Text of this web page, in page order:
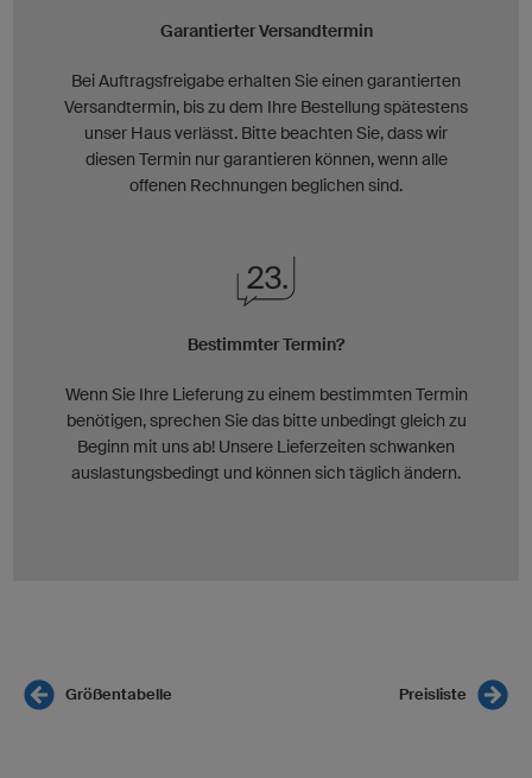
Garantierter Versandtermin
Bei Auftragsfreigabe erhalten Sie einen garantierten
Versandtermin, bis zu dem Ihre Bestellung spätestens
unser Haus verlässt. Bitte beachten Sie, dass wir
diesen Termin nur garantieren können, wenn alle
offenen Rechnungen beglichen sind.
Bestimmter Termin?
Wenn Sie Ihre Lieferung zu einem bestimmten Termin
benötigen, sprechen Sie das bitte unbedingt gleich zu
Beginn mit uns ab! Unsere Lieferzeiten schwanken
auslastungsbedingt und können sich täglich ändern.
Größentabelle Preisliste